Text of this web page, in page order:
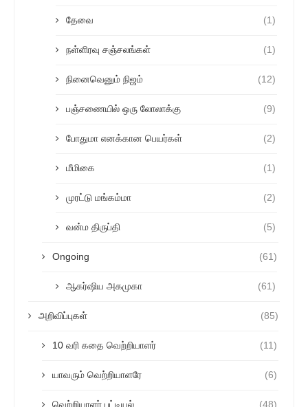
தேவை (1)
நள்ளிரவு சஞ்சலங்கள் (1)
நினைவெனும் நிஜம் (12)
பஞ்சணையில் ஒரு லோலாக்கு (9)
போதுமா எனக்கான பெயர்கள் (2)
மீமிகை (1)
முரட்டு மங்கம்மா (2)
வன்ம திருப்தி (5)
Ongoing (61)
ஆகர்ஷிய அகமுகா (61)
அறிவிப்புகள் (85)
10 வரி கதை வெற்றியாளர் (11)
யாவரும் வெற்றியாளரே (6)
வெற்றியாளர் பட்டியல் (48)